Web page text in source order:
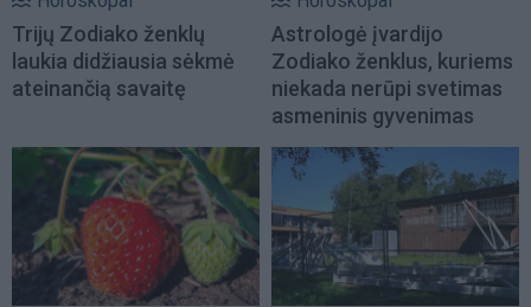
Trijų Zodiako ženklų
laukia didžiausia sėkmė
ateinančią savaitę
Astrologė įvardijo
Zodiako ženklus, kuriems
niekada nerūpi svetimas
asmeninis gyvenimas